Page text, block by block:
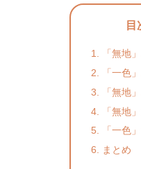
目
「無地
「一色
「無地
「無地
「一色
まとめ